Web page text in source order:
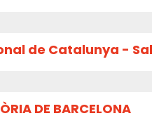
de Catalunya -
DE BARCELONA